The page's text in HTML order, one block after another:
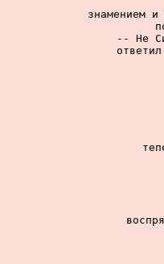
знамением
-- Не